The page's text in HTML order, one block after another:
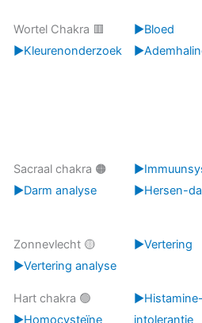
Wortel Chakra 🟥
▶️Kleurenonderzoek
▶️Bloed
Sacraal chakra 🟠
▶️Darm analyse
▶️Hersen-
Zonnevlecht 🟡
▶️Vertering analyse
▶️Vertering
Hart chakra 🟢
▶️Homocysteïne
▶️Histamine-
intolerantie